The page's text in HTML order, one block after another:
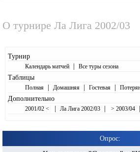
О турнире Ла Лига 2002/03
Турнир
Календарь матчей | Все туры сезона
Таблицы
Полная | Домашняя | Гостевая |
Дополнительно
2001/02 < | Ла Лига 2002/03 | > 2003/04 |
Опрос: